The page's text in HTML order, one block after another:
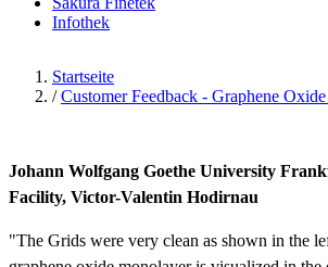
Infothek
Startseite
/ Customer Feedback - Graphene
Johann Wolfgang Goethe University
Facility, Victor-Valentin Hodirnau
"The Grids were very clean as shown in the